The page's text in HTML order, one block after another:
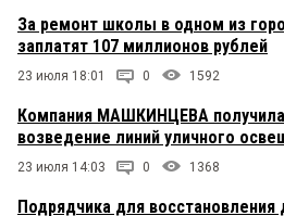
За ремонт школы в одном из
заплатят 107 миллионов рублей
23 июля 18:01 0 1592
Компания МАШКИНЦЕВА
возведение линий уличного
23 июля 14:03 0 1368
Подрядчика для